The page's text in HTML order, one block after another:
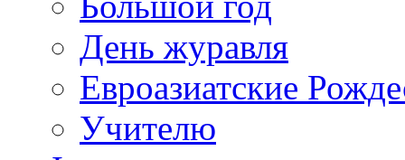
День журавля
Евроазиатские
Учителю